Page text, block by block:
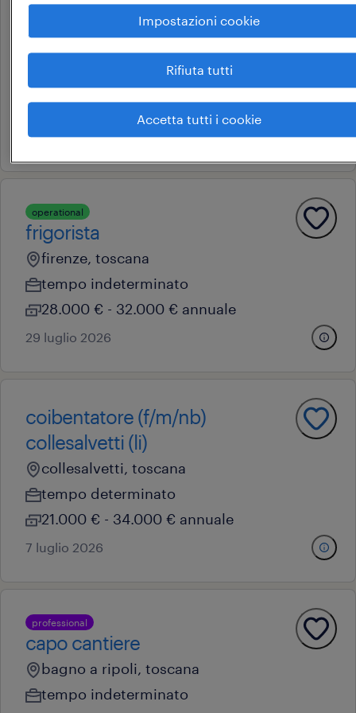
climatizzazione & pompe di
calore
firenze, toscana
28.000 € - 34.000 € annuale
10 giugno 2026
operational
frigorista
firenze, toscana
tempo indeterminato
28.000 € - 32.000 € annuale
29 luglio 2026
coibentatore (f/m/nb)
collesalvetti (li)
collesalvetti, toscana
tempo determinato
21.000 € - 34.000 € annuale
7 luglio 2026
professional
capo cantiere
bagno a ripoli, toscana
tempo indeterminato
Impostazioni cookie
Rifiuta tutti
Accetta tutti i cookie